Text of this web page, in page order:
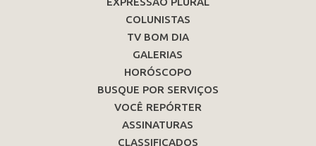
COLUNISTAS
TV BOM DIA
GALERIAS
HORÓSCOPO
BUSQUE POR SERVIÇOS
VOCÊ REPÓRTER
ASSINATURAS
CLASSIFICADOS